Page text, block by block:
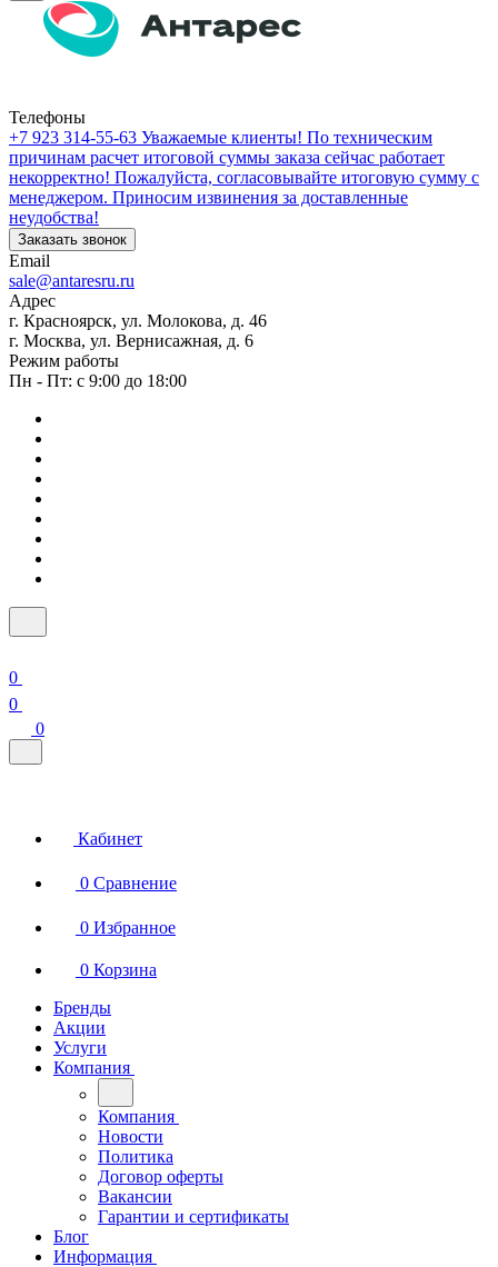
Телефоны
+7 923 314-55-63 Уважаемые клиенты! По техническим
причинам расчет итоговой суммы заказа сейчас работает
некорректно! Пожалуйста, согласовывайте итоговую сумму с
менеджером. Приносим извинения за доставленные
неудобства!
Заказать звонок
Email
sale@antaresru.ru
Адрес
г. Красноярск, ул. Молокова, д. 46
г. Москва, ул. Вернисажная, д. 6
Режим работы
Пн - Пт: с 9:00 до 18:00
0
0
0
Кабинет
0 Сравнение
0 Избранное
0 Корзина
Бренды
Акции
Услуги
Компания
Компания
Новости
Политика
Договор оферты
Вакансии
Гарантии и сертификаты
Блог
Информация